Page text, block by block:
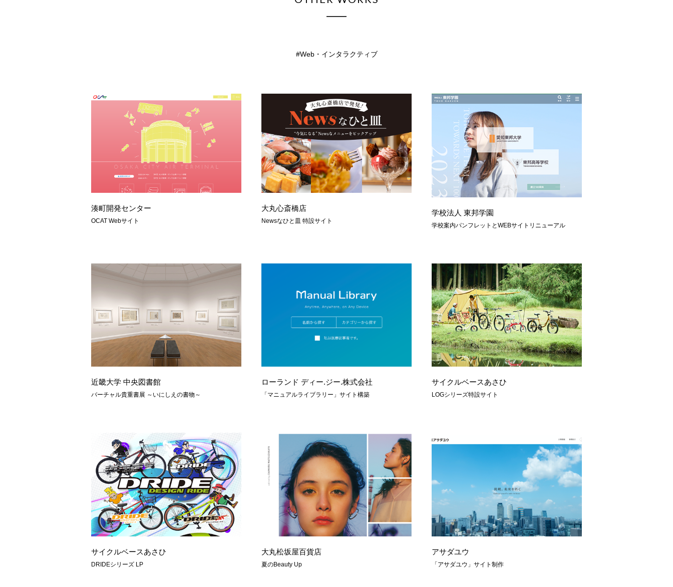
Web・インタラクティブ
湊町開発センター
OCAT Webサイト
大丸心斎橋店
Newsなひと皿 特設サイト
学校法人 東邦学園
学校案内パンフレットとWEBサイトリニューアル
近畿大学 中央図書館
バーチャル貴重書展 ～いにしえの書物～
ローランド ディー.ジー.株式会社
「マニュアルライブラリー」サイト構築
サイクルベースあさひ
LOGシリーズ特設サイト
サイクルベースあさひ
DRIDEシリーズ LP
大丸松坂屋百貨店
夏のBeauty Up
アサダユウ
「アサダユウ」サイト制作